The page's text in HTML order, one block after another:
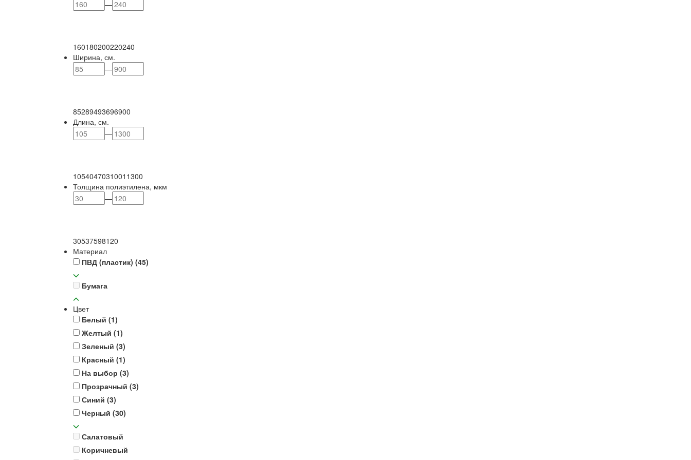
—
160180200220240
Ширина, см.
—
85289493696900
Длина, см.
—
1054047031001 1300
Толщина полиэтилена, мкм
—
30537598120
Материал
ПВД (пластик) (45)
Бумага
Цвет
Белый (1)
Желтый (1)
Зеленый (3)
Красный (1)
На выбор (3)
Прозрачный (3)
Синий (3)
Черный (30)
Салатовый
Коричневый